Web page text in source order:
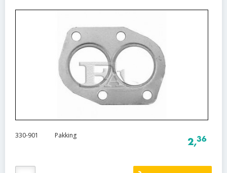
330-901 Pakking
2,36